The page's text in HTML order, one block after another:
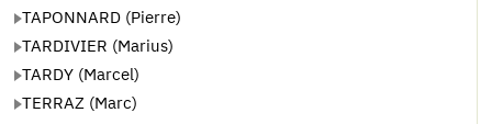
TAPONNARD (Pierre)
TARDIVIER (Marius)
TARDY (Marcel)
TERRAZ (Marc)